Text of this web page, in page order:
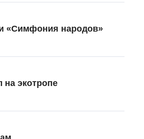
«Симфония народов»
на экотропе